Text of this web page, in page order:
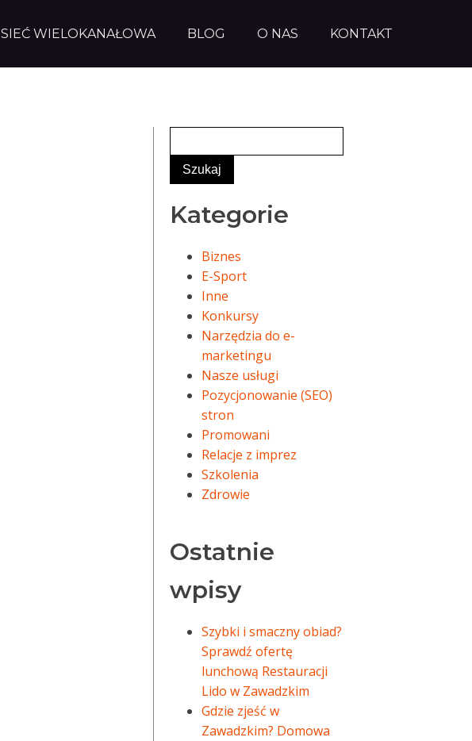
SIEĆ WIELOKANAŁOWA BLOG O NAS KONTAKT
Kategorie
Biznes
E-Sport
Inne
Konkursy
Narzędzia do e-
marketingu
Nasze usługi
Pozycjonowanie (SEO)
stron
Promowani
Relacje z imprez
Szkolenia
Zdrowie
Ostatnie
wpisy
Szybki i smaczny obiad?
Sprawdź ofertę
lunchową Restauracji
Lido w Zawadzkim
Gdzie zjeść w
Zawadzkim? Domowa